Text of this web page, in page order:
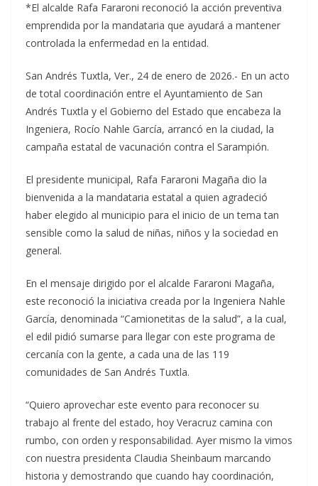
*El alcalde Rafa Fararoni reconoció la acción preventiva
emprendida por la mandataria que ayudará a mantener
controlada la enfermedad en la entidad.
San Andrés Tuxtla, Ver., 24 de enero de 2026.- En un acto
de total coordinación entre el Ayuntamiento de San
Andrés Tuxtla y el Gobierno del Estado que encabeza la
Ingeniera, Rocío Nahle García, arrancó en la ciudad, la
campaña estatal de vacunación contra el Sarampión.
El presidente municipal, Rafa Fararoni Magaña dio la
bienvenida a la mandataria estatal a quien agradeció
haber elegido al municipio para el inicio de un tema tan
sensible como la salud de niñas, niños y la sociedad en
general.
En el mensaje dirigido por el alcalde Fararoni Magaña,
este reconoció la iniciativa creada por la Ingeniera Nahle
García, denominada “Camionetitas de la salud”, a la cual,
el edil pidió sumarse para llegar con este programa de
cercanía con la gente, a cada una de las 119
comunidades de San Andrés Tuxtla.
“Quiero aprovechar este evento para reconocer su
trabajo al frente del estado, hoy Veracruz camina con
rumbo, con orden y responsabilidad. Ayer mismo la vimos
con nuestra presidenta Claudia Sheinbaum marcando
historia y demostrando que cuando hay coordinación,